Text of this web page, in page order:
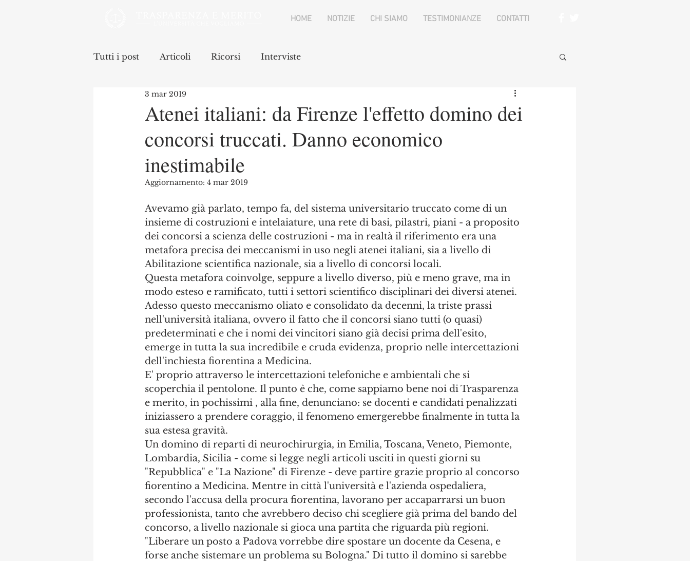
HOME NOTIZIE CHI SIAMO TESTIMONIANZE CONTATTI
Tutti i post Articoli Ricorsi Interviste
Atenei italiani: da Firenze l'effetto domino dei
concorsi truccati. Danno economico
inestimabile
3 mar 2019
Aggiornamento: 4 mar 2019
Avevamo già parlato, tempo fa, del sistema universitario truccato come di un
insieme di costruzioni e intelaiature, una rete di basi, pilastri, piani - a proposito
dei concorsi a scienza delle costruzioni - ma in realtà il riferimento era una
metafora precisa dei meccanismi in uso negli atenei italiani, sia a livello di
Abilitazione scientifica nazionale, sia a livello di concorsi locali.
Questa metafora coinvolge, seppure a livello diverso, più e meno grave, ma in
modo esteso e ramificato, tutti i settori scientifico disciplinari dei diversi atenei.
Adesso questo meccanismo oliato e consolidato da decenni, la triste prassi
nell'università italiana, ovvero il fatto che il concorsi siano tutti (o quasi)
predeterminati e che i nomi dei vincitori siano già decisi prima dell'esito,
emerge in tutta la sua incredibile e cruda evidenza, proprio nelle intercettazioni
dell'inchiesta fiorentina a Medicina.
E' proprio attraverso le intercettazioni telefoniche e ambientali che si
scoperchia il pentolone. Il punto è che, come sappiamo bene noi di Trasparenza
e merito, in pochissimi , alla fine, denunciano: se docenti e candidati penalizzati
iniziassero a prendere coraggio, il fenomeno emergerebbe finalmente in tutta la
sua estesa gravità.
Un domino di reparti di neurochirurgia, in Emilia, Toscana, Veneto, Piemonte,
Lombardia, Sicilia - come si legge negli articoli usciti in questi giorni su
"Repubblica" e "La Nazione" di Firenze - deve partire grazie proprio al concorso
fiorentino a Medicina. Mentre in città l'università e l'azienda ospedaliera,
secondo l'accusa della procura fiorentina, lavorano per accaparrarsi un buon
professionista, tanto che avrebbero deciso chi scegliere già prima del bando del
concorso, a livello nazionale si gioca una partita che riguarda più regioni.
"Liberare un posto a Padova vorrebbe dire spostare un docente da Cesena, e
forse anche sistemare un problema su Bologna." Di tutto il domino si sarebbe